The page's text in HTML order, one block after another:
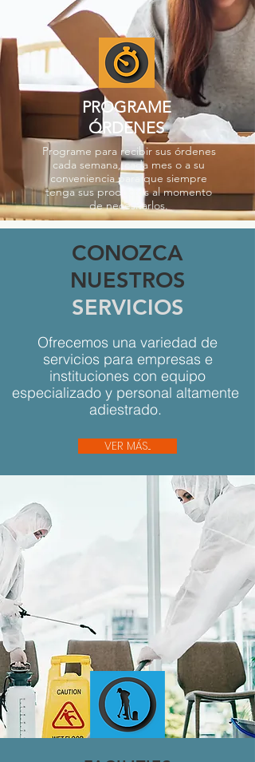
PROGRAME
ÓRDENES
Programe para recibir sus órdenes
cada semana, cada mes o a su
conveniencia para que siempre
tenga sus productos al momento
de necesitarlos.
CONOZCA
NUESTROS
SERVICIOS
Ofrecemos una variedad de
servicios para empresas e
instituciones con equipo
especializado y personal altamente
adiestrado.
VER MÁS...